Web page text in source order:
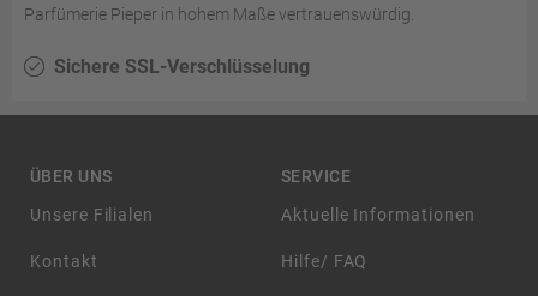
Parfümerie Pieper in hohem Maße vertrauenswürdig.
Sichere SSL-Verschlüsselung
ÜBER UNS
Unsere Filialen
Kontakt
SERVICE
Aktuelle Informationen
Hilfe/ FAQ